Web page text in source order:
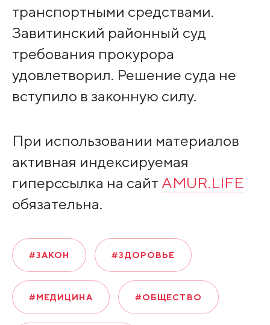
транспортными средствами.
Завитинский районный суд
требования прокурора
удовлетворил. Решение суда не
вступило в законную силу.
При использовании материалов
активная индексируемая
гиперссылка на сайт AMUR.LIFE
обязательна.
#ЗАКОН #ЗДОРОВЬЕ
#МЕДИЦИНА #ОБЩЕСТВО